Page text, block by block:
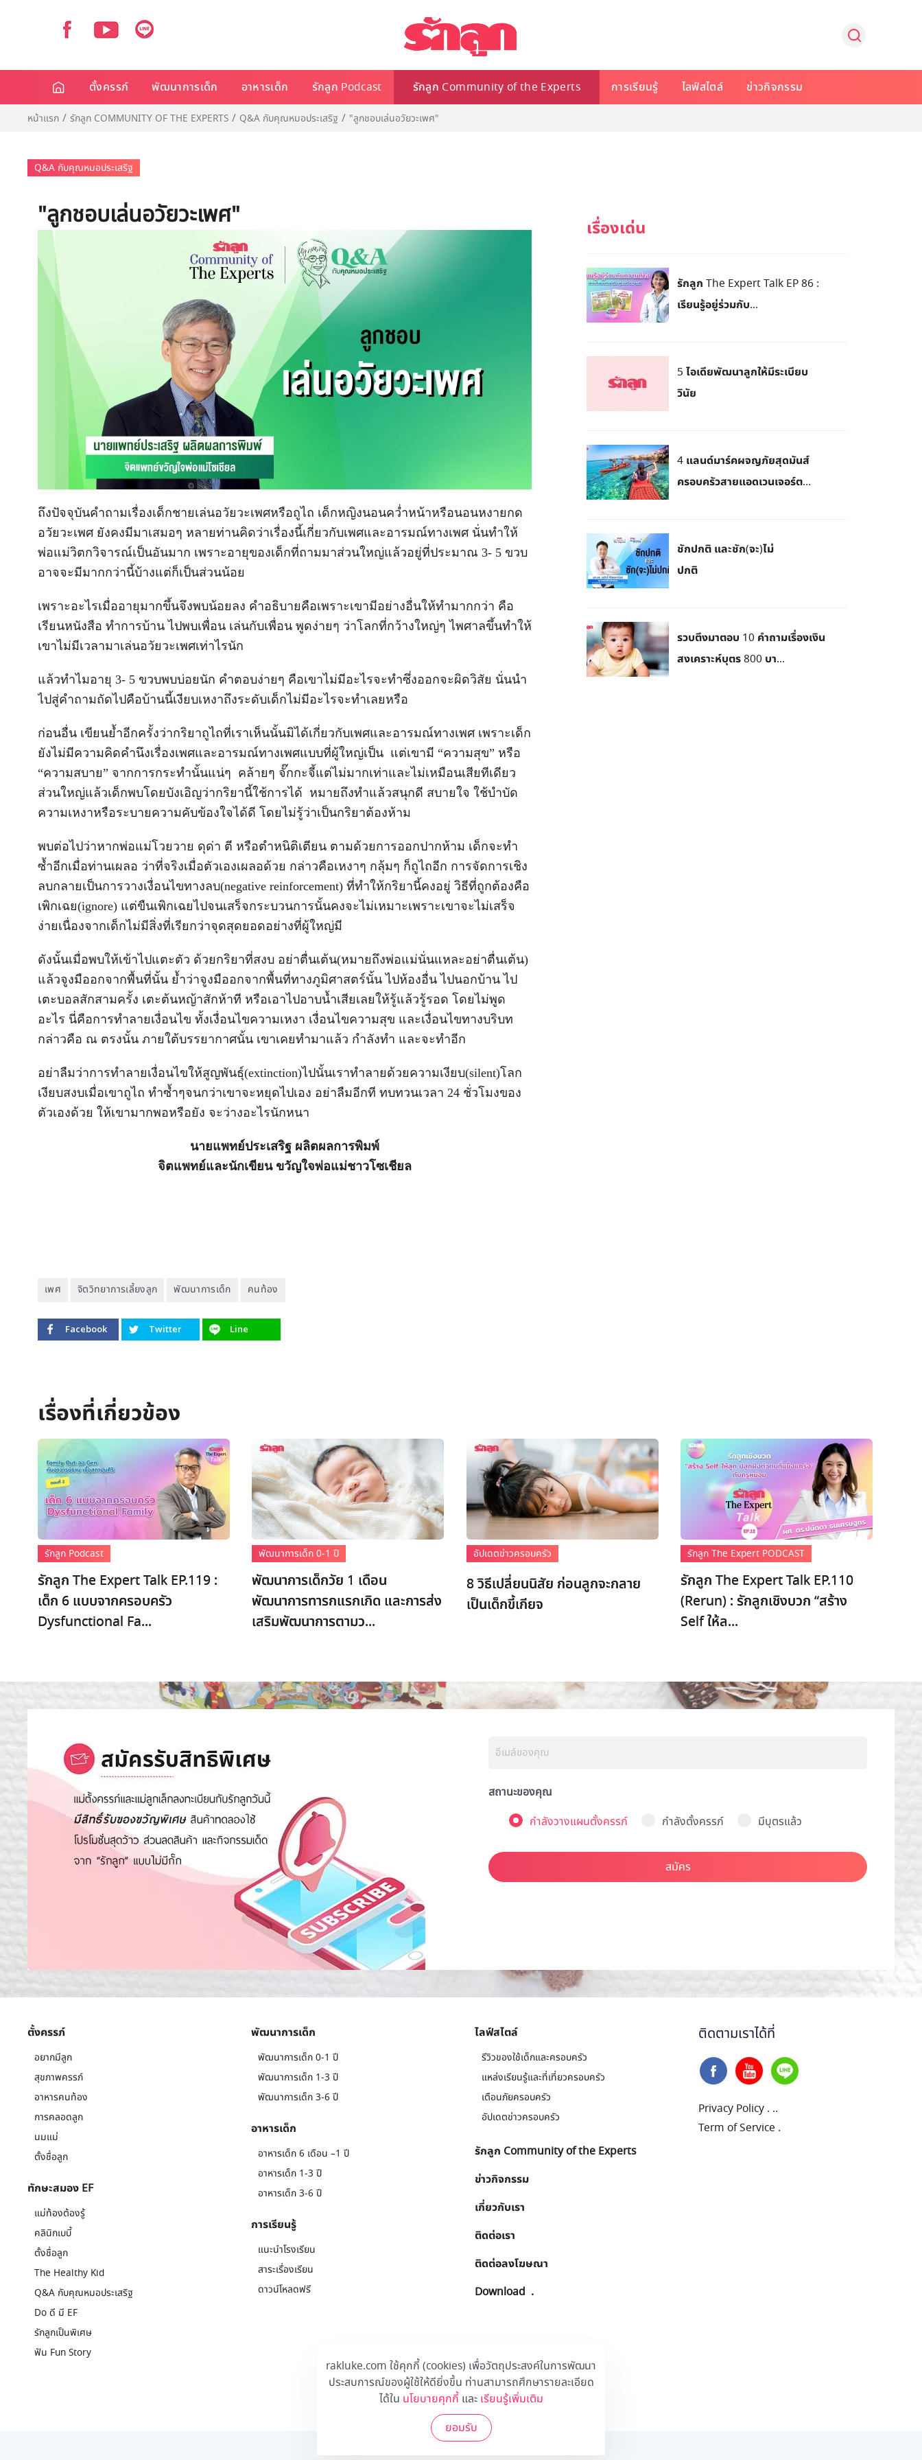
rakluke.com ใช้คุกกี้ (cookies) เพื่อวัตถุประสงค์ในการพัฒนา
ประสบการณ์ของผู้ใช้ให้ดียิ่งขึ้น ท่านสามารถศึกษารายละเอียด
ได้ใน นโยบายคุกกี้และ เรียนรู้เพิ่มเติม
ยอมรับ
ตั้งครรภ์ พัฒนาการเด็ก อาหารเด็ก รักลูก Podcast รักลูก Community of the Experts การเรียนรู้ ไลฟ์สไตล์ ข่าวกิจกรรม
หน้าแรก รักลูก COMMUNITY OF THE EXPERTS Q&A กับคุณหมอประเสริฐ "ลูกชอบเล่นอวัยวะเพศ"
Q&A กับคุณหมอประเสริฐ
"ลูกชอบเล่นอวัยวะเพศ"
ถึงปัจจุบันคำถามเรื่องเด็กชายเล่นอวัยวะเพศหรือถูไถ เด็กหญิงนอนคว่ำหน้าหรือนอนหงายกด
อวัยวะเพศ ยังคงมีมาเสมอๆ หลายท่านคิดว่าเรื่องนี้เกี่ยวกับเพศและอารมณ์ทางเพศ นั่นทำให้
พ่อแม่วิตกวิจารณ์เป็นอันมาก เพราะอายุของเด็กที่ถามมาส่วนใหญ่แล้วอยู่ที่ประมาณ 3- 5 ขวบ
อาจจะมีมากกว่านี้บ้างแต่ก็เป็นส่วนน้อย
เพราะอะไรเมื่ออายุมากขึ้นจึงพบน้อยลง คำอธิบายคือเพราะเขามีอย่างอื่นให้ทำมากกว่า คือ
เรียนหนังสือ ทำการบ้าน ไปพบเพื่อน เล่นกับเพื่อน พูดง่ายๆ ว่าโลกที่กว้างใหญ่ๆ ไพศาลขึ้นทำให้
เขาไม่มีเวลามาเล่นอวัยวะเพศเท่าไรนัก
แล้วทำไมอายุ 3- 5 ขวบพบบ่อยนัก คำตอบง่ายๆ คือเขาไม่มีอะไรจะทำซึ่งออกจะผิดวิสัย นั่นนำ
ไปสู่คำถามถัดไปคือบ้านนี้เงียบเหงาถึงระดับเด็กไม่มีอะไรจะทำเลยหรือ
ก่อนอื่น เขียนย้ำอีกครั้งว่ากริยาถูไถที่เราเห็นนั้นมิได้เกี่ยวกับเพศและอารมณ์ทางเพศ เพราะเด็ก
ยังไม่มีความคิดคำนึงเรื่องเพศและอารมณ์ทางเพศแบบที่ผู้ใหญ่เป็น แต่เขามี “ความสุข” หรือ
“ความสบาย” จากการกระทำนั้นแน่ๆ คล้ายๆ จั๊กกะจี้แต่ไม่มากเท่าและไม่เหมือนเสียทีเดียว
ส่วนใหญ่แล้วเด็กพบโดยบังเอิญว่ากริยานี้ใช้การได้ หมายถึงทำแล้วสนุกดี สบายใจ ใช้บำบัด
ความเหงาหรือระบายความคับข้องใจได้ดี โดยไม่รู้ว่าเป็นกริยาต้องห้าม
พบต่อไปว่าหากพ่อแม่โวยวาย ดุด่า ตี หรือตำหนิติเตียน ตามด้วยการออกปากห้าม เด็กจะทำ
ซ้ำอีกเมื่อท่านเผลอ ว่าที่จริงเมื่อตัวเองเผลอด้วย กล่าวคือเหงาๆ กลุ้มๆ ก็ถูไถอีก การจัดการเชิง
ลบกลายเป็นการวางเงื่อนไขทางลบ(negative reinforcement) ที่ทำให้กริยานี้คงอยู่ วิธีที่ถูกต้องคือ
เพิกเฉย(ignore) แต่ขืนเพิกเฉยไปจนเสร็จกระบวนการนั้นคงจะไม่เหมาะเพราะเขาจะไม่เสร็จ
ง่ายเนื่องจากเด็กไม่มีสิ่งที่เรียกว่าจุดสุดยอดอย่างที่ผู้ใหญ่มี
ดังนั้นเมื่อพบให้เข้าไปแตะตัว ด้วยกริยาที่สงบ อย่าตื่นเต้น(หมายถึงพ่อแม่นั่นแหละอย่าตื่นเต้น)
แล้วจูงมืออกจากพื้นที่นั้น ย้ำว่าจูงมืออกจากพื้นที่ทางภูมิศาสตร์นั้น ไปห้องอื่น ไปนอกบ้าน ไป
เตะบอลสักสามครั้ง เตะต้นหญ้าสักห้าที หรือเอาไปอาบน้ำเสียเลยให้รู้แล้วรู้รอด โดยไม่พูด
อะไร นี่คือการทำลายเงื่อนไข ทั้งเงื่อนไขความเหงา เงื่อนไขความสุข และเงื่อนไขทางบริบท
กล่าวคือ ณ ตรงนั้น ภายใต้บรรยากาศนั้น เขาเคยทำมาแล้ว กำลังทำ และจะทำอีก
อย่าลืมว่าการทำลายเงื่อนไขให้สูญพันธุ์(extinction)ไปนั้นเราทำลายด้วยความเงียบ(silent)โลก
เงียบสงบเมื่อเขาถูไถ ทำซ้ำๆจนกว่าเขาจะหยุดไปเอง อย่าลืมอีกที ทบทวนเวลา 24 ชั่วโมงของ
ตัวเองด้วย ให้เขามากพอหรือยัง จะว่างอะไรนักหนา
นายแพทย์ประเสริฐ ผลิตผลการพิมพ์
จิตแพทย์และนักเขียน ขวัญใจพ่อแม่ชาวโซเชียล
เพศ จิตวิทยาการเลี้ยงลูก พัฒนาการเด็ก คนท้อง
Facebook Twitter Line
รักลูก The Expert Talk EP 86 :
เรียนรู้อยู่ร่วมกับ...
5 ไอเดียพัฒนาลูกให้มีระเบียบ
วินัย
4 แลนด์มาร์คผจญภัยสุดมันส์
ครอบครัวสายแอดเวนเจอร์ต...
ชักปกติ และชัก(จะ)ไม่
ปกติ
รวบตึงมาตอบ 10 คำถามเรื่องเงิน
สงเคราะห์บุตร 800 บา...
รักลูก Podcast
รักลูก The Expert Talk EP.119 :
เด็ก 6 แบบจากครอบครัว
Dysfunctional Fa...
พัฒนาการเด็ก 0-1 ปี
พัฒนาการเด็กวัย 1 เดือน
พัฒนาการทารกแรกเกิด และการส่ง
เสริมพัฒนาการตามว...
อัปเดตข่าวครอบครัว
8 วิธีเปลี่ยนนิสัย ก่อนลูกจะกลาย
เป็นเด็กขี้เกียจ
รักลูก The Expert PODCAST
รักลูก The Expert Talk EP.110
(Rerun) : รักลูกเชิงบวก “สร้าง
Self ให้ล...
สถานะของคุณ
กำลังวางแผนตั้งครรภ์
กำลังตั้งครรภ์ มีบุตรแล้ว
สมัคร
ตั้งครรภ์
อยากมีลูก
สุขภาพครรภ์
อาหารคนท้อง
การคลอดลูก
นมแม่
ตั้งชื่อลูก
ทักษะสมอง EF
แม่ท้องต้องรู้
คลินิกเบบี้
ตั้งชื่อลูก
The Healthy Kid
Q&A กับคุณหมอประเสริฐ
Do ดี มี EF
รักลูกเป็นพิเศษ
ฟัน Fun Story
พัฒนาการเด็ก
พัฒนาการเด็ก 0-1 ปี
พัฒนาการเด็ก 1-3 ปี
พัฒนาการเด็ก 3-6 ปี
อาหารเด็ก
อาหารเด็ก 6 เดือน –1 ปี
อาหารเด็ก 1-3 ปี
อาหารเด็ก 3-6 ปี
การเรียนรู้
แนะนำโรงเรียน
สาระเรื่องเรียน
ดาวน์โหลดฟรี
ไลฟ์สไตล์
รีวิวของใช้เด็กและครอบครัว
แหล่งเรียนรู้และที่เที่ยวครอบครัว
เตือนภัยครอบครัว
อัปเดตข่าวครอบครัว
รักลูก Community of the Experts
ข่าวกิจกรรม
เกี่ยวกับเรา
ติดต่อเรา
ติดต่อลงโฆษณา
Download .
ติดตามเราได้ที่
Privacy Policy . ..
Term of Service .